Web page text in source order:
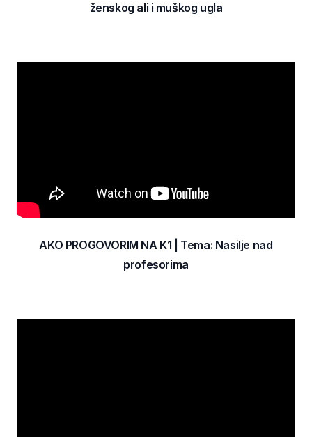
ženskog ali i muškog ugla
AKO PROGOVORIM NA K1 | Tema: Nasilje nad
profesorima